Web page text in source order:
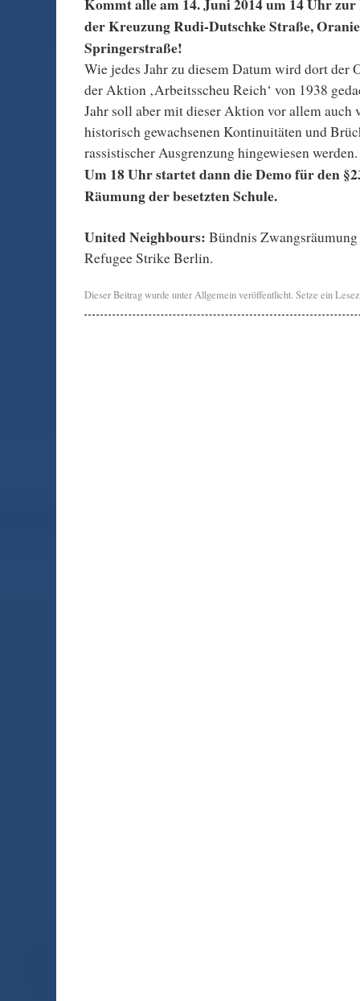
Kommt alle am 14. Juni 2014 um 14 Uhr
der Kreuzung Rudi-Dutschke Straße,
Springerstraße!
Wie jedes Jahr zu diesem Datum wird dort der
der Aktion ‚Arbeitsscheu Reich‘ von 1938
Jahr soll aber mit dieser Aktion vor allem auch
historisch gewachsenen Kontinuitäten und
rassistischer Ausgrenzung hingewiesen werden.
Um 18 Uhr startet dann die Demo für den
Räumung der besetzten Schule.
United Neighbours: Bündnis
Refugee Strike Berlin.
Dieser Beitrag wurde unterAllgemeinveröffentlicht. Setze ein